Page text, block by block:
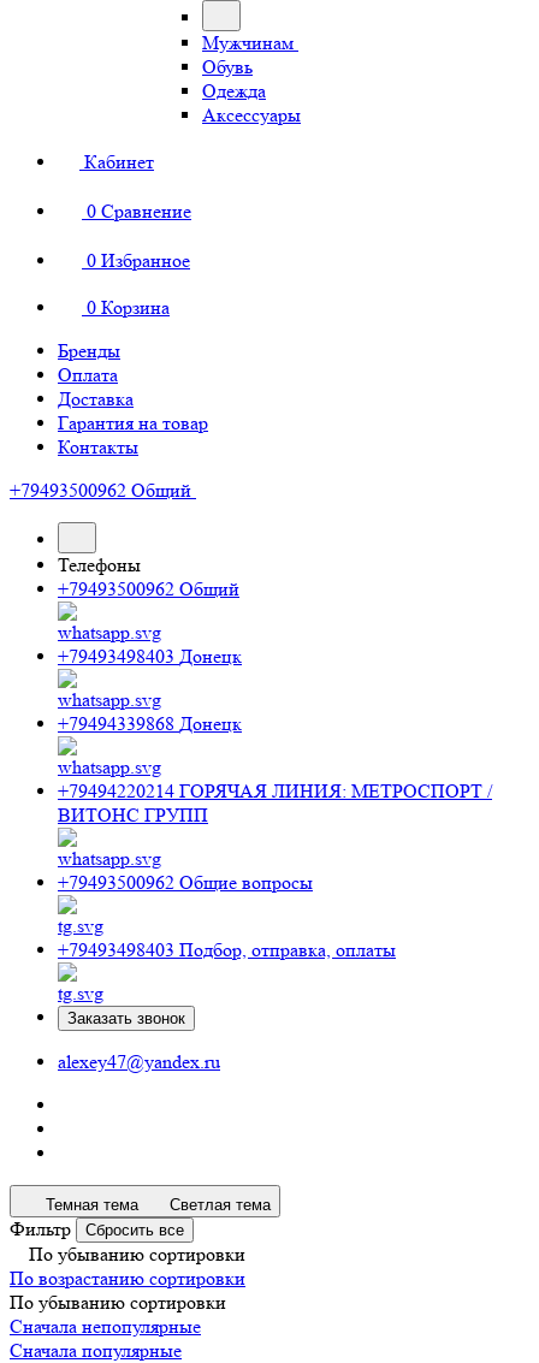
Мужчинам
Обувь
Одежда
Аксессуары
Кабинет
0 Сравнение
0 Избранное
0 Корзина
Бренды
Оплата
Доставка
Гарантия на товар
Контакты
+79493500962 Общий
Телефоны
+79493500962 Общий
+79493498403 Донецк
+79494339868 Донецк
+79494220214 ГОРЯЧАЯ ЛИНИЯ: МЕТРОСПОРТ /
ВИТОНС ГРУПП
+79493500962 Общие вопросы
+79493498403 Подбор, отправка, оплаты
Заказать звонок
alexey47@yandex.ru
Темная тема Светлая тема
Фильтр Сбросить все
По убыванию сортировки
По возрастанию сортировки
По убыванию сортировки
Сначала непопулярные
Сначала популярные